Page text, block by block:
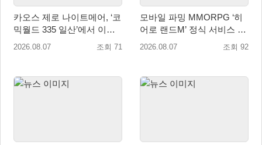
카오스 제로 나이트메어, ‘코
믹월드 335 일산’에서 이용
자 소통 예고
2026.08.07 조회 71
모바일 파밍 MMORPG ‘히
어로 랜드M’ 정식 서비스 돌
입
2026.08.07 조회 92